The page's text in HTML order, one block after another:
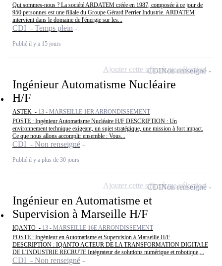
Qui sommes-nous ? La société ARDATEM créée en 1987, composée à ce jour de
950 personnes est une filiale du Groupe Gérard Perrier Industrie. ARDATEM
intervient dans le domaine de l'énergie sur les...
CDI - Temps plein
Publié il y a 15 jours
Ingénieur Automatisme Nucléaire
H/F
ASTEK - 13 - MARSEILLE 1ER ARRONDISSEMENT
POSTE : Ingénieur Automatisme Nucléaire H/F DESCRIPTION : Un
environnement technique exigeant, un sujet stratégique, une mission à fort impact.
Ce que nous allons accomplir ensemble : Vous...
CDI - Non renseigné
Publié il y a plus de 30 jours
CDINon renseigné
Ajouter cette offre à ma sélection
Ingénieur en Automatisme et
Supervision à Marseille H/F
IQANTO - 13 - MARSEILLE 16E ARRONDISSEMENT
POSTE : Ingénieur en Automatisme et Supervision à Marseille H/F
DESCRIPTION : IQANTO ACTEUR DE LA TRANSFORMATION DIGITALE
DE L'INDUSTRIE RECRUTE Intégrateur de solutions numérique et robotique,...
CDI - Non renseigné
CDINon renseigné
Ajouter cette offre à ma sélection